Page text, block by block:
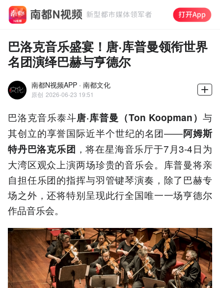
巴洛克音乐盛宴！唐·库普曼领衔世界
名团演绎巴赫与亨德尔
南都N视频APP · 南都文化
原创 2026-06-23 19:51
巴洛克音乐泰斗唐·库普曼（Ton Koopman） 与
其创立的享誉国际近半个世纪的名团——阿姆斯
特丹巴洛克乐团 ，将在星海音乐厅于7月3-4日为
大湾区观众上演两场珍贵的音乐会。库普曼将亲
自担任乐团的指挥与羽管键琴演奏，除了巴赫专
场之外，还将特别呈现此行全国唯一一场亨德尔
作品音乐会。